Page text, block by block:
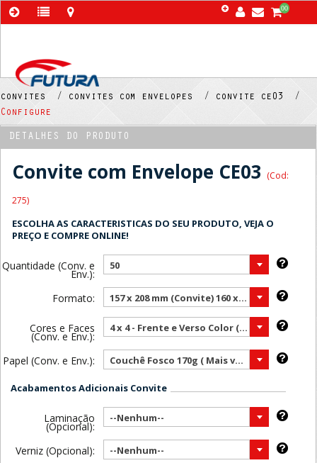
00
convites / convites com envelopes /
convite ce03 /
Configure
DETALHES DO PRODUTO
Convite com Envelope CE03 (Cod:
275)
ESCOLHA AS CARACTERISTICAS DO SEU PRODUTO, VEJA O
PREÇO E COMPRE ONLINE!
Quantidade (Conv. e
Env.):
50
Formato: 157 x 208 mm (Convite) 160 x 210 mm (Envelope) ( Mais vendido )
Cores e Faces
(Conv. e Env.):
4 x 4 - Frente e Verso Color ( Mais vendido )
Papel (Conv. e Env.): Couchê Fosco 170g ( Mais vendido )
Acabamentos Adicionais Convite
Laminação
(Opcional):
--Nenhum--
Verniz (Opcional): --Nenhum--